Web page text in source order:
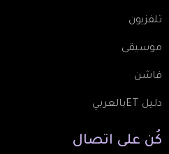
تلفزيون
موسيقى
فاشن
دليل ETبالعربي
كُن على اتصال